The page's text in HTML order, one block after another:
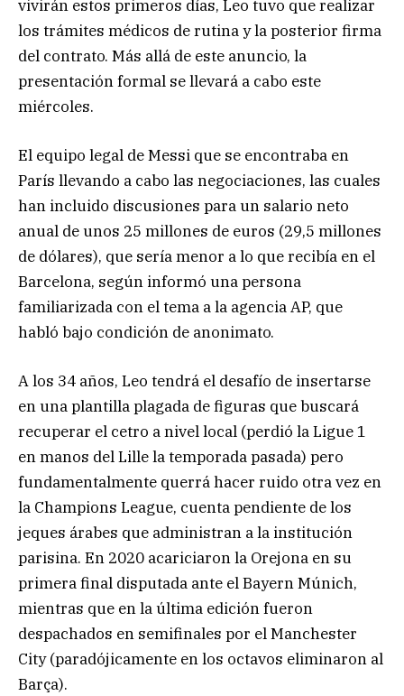
vivirán estos primeros días, Leo tuvo que realizar
los trámites médicos de rutina y la posterior firma
del contrato. Más allá de este anuncio, la
presentación formal se llevará a cabo este
miércoles.
El equipo legal de Messi que se encontraba en
París llevando a cabo las negociaciones, las cuales
han incluido discusiones para un salario neto
anual de unos 25 millones de euros (29,5 millones
de dólares), que sería menor a lo que recibía en el
Barcelona, según informó una persona
familiarizada con el tema a la agencia AP, que
habló bajo condición de anonimato.
A los 34 años, Leo tendrá el desafío de insertarse
en una plantilla plagada de figuras que buscará
recuperar el cetro a nivel local (perdió la Ligue 1
en manos del Lille la temporada pasada) pero
fundamentalmente querrá hacer ruido otra vez en
la Champions League, cuenta pendiente de los
jeques árabes que administran a la institución
parisina. En 2020 acariciaron la Orejona en su
primera final disputada ante el Bayern Múnich,
mientras que en la última edición fueron
despachados en semifinales por el Manchester
City (paradójicamente en los octavos eliminaron al
Barça).